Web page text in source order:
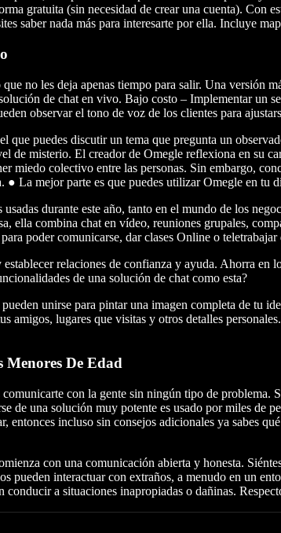
gratuita (sin necesidad de crear una cuenta). Con
saber nada más para interesarte por ella. Incluye
no les deja apenas tiempo para salir. Una versión
de chat en vivo. Bajo costo – Implementar un
observar el tono de voz de los clientes para
que puedes discutir un tema que pregunta un
de misterio. El creador de Omegle reflexiona en su
miedo colectivo entre las personas. Sin embargo,
● La mejor parte es que puedes utilizar Omegle en
usadas durante este año, tanto en el mundo de los
ella combina chat en vídeo, reuniones grupales,
poder comunicarse, dar clases Online o teletrabajar
establecer relaciones de confianza y ayuda. Ahorra
de una solución de chat como esta?
unirse para pintar una imagen completa de tu
amigos, lugares que visitas y otros detalles
Menores De Edad
con la gente sin ningún tipo de
de una solución muy potente es usado por miles de
entonces incluso sin consejos adicionales ya sabes
con una comunicación abierta y honesta.
pueden interactuar con extraños, a menudo en un
a situaciones inapropiadas o dañinas.